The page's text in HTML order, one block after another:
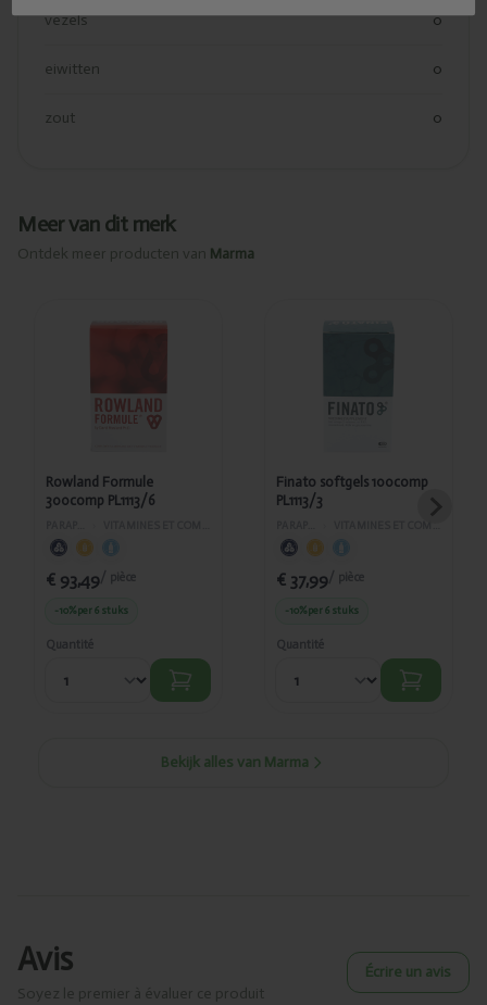
vezels 0
eiwitten 0
zout 0
Meer van dit merk
Ontdek meer producten van Marma
Ajouté
PL1113/6
Rowland Formule
300comp PL1113/6
€ 93,49/ pièce
-10%per 6 stuks
Quantité
Finato softgels 100comp
PL1113/3
€ 37,99/ pièce
-10%per 6 stuks
Quantité
Bekijk alles van Marma
Avis
Soyez le premier à évaluer ce produit
Écrire un avis